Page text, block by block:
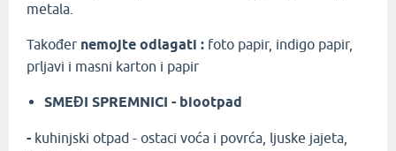
metala.
Također nemojte odlagati : foto papir, indigo papir,
prljavi i masni karton i papir
SMEĐI SPREMNICI - biootpad
- kuhinjski otpad - ostaci voća i povrća, ljuske jajeta,